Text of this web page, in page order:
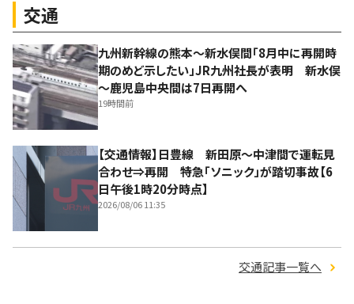
交通
九州新幹線の熊本～新水俣間「8月中に再開時
期のめど示したい」JR九州社長が表明 新水俣
～鹿児島中央間は7日再開へ
19時間前
【交通情報】日豊線 新田原～中津間で運転見
合わせ⇒再開 特急「ソニック」が踏切事故【6
日午後1時20分時点】
2026/08/06 11:35
交通記事一覧へ